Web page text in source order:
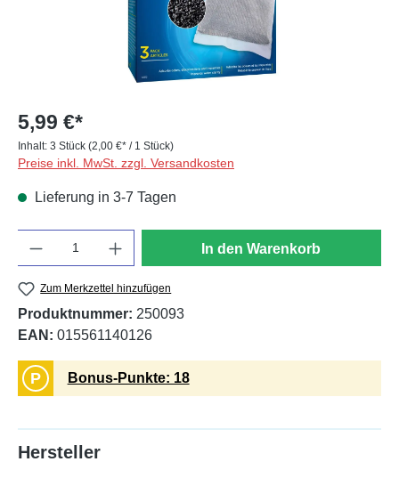
5,99 €*
Inhalt: 3 Stück (2,00 €* / 1 Stück)
Preise inkl. MwSt. zzgl. Versandkosten
Lieferung in 3-7 Tagen
In den Warenkorb
Zum Merkzettel hinzufügen
Produktnummer: 250093
EAN: 015561140126
P Bonus-Punkte: 18
Hersteller